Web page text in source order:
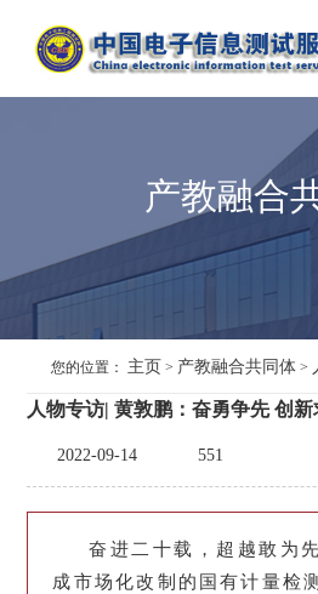
产教融合
您的位置： 主页 > 产教融合共同体 >
人物专访| 黄敦鹏：奋勇争先 创
2022-09-14 551
奋进二十载，超越敢为先
成市场化改制的国有计量检